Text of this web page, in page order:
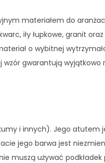
materiałem do
iły łupkowe, granit
o wybitnej
wzór gwarantują wyjątkowo
i innych). Jego atutem
jego barwa jest
muszą używać